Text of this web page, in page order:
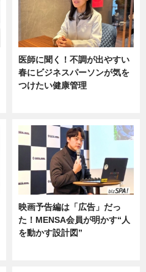
医師に聞く！不調が出やすい
春にビジネスパーソンが気を
つけたい健康管理
映画予告編は「広告」だっ
た！MENSA会員が明かす“人
を動かす設計図”